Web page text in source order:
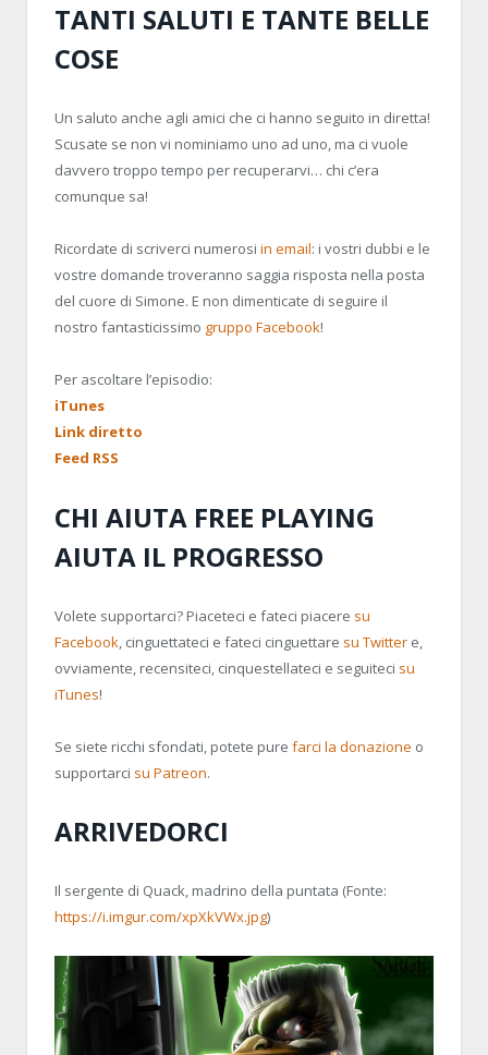
TANTI SALUTI E TANTE BELLE
COSE
Un saluto anche agli amici che ci hanno seguito in diretta!
Scusate se non vi nominiamo uno ad uno, ma ci vuole
davvero troppo tempo per recuperarvi… chi c’era
comunque sa!
Ricordate di scriverci numerosi in email: i vostri dubbi e le
vostre domande troveranno saggia risposta nella posta
del cuore di Simone. E non dimenticate di seguire il
nostro fantasticissimo gruppo Facebook!
Per ascoltare l’episodio:
iTunes
Link diretto
Feed RSS
CHI AIUTA FREE PLAYING
AIUTA IL PROGRESSO
Volete supportarci? Piaceteci e fateci piacere su
Facebook , cinguettateci e fateci cinguettare su Twitter e,
ovviamente, recensiteci, cinquestellateci e seguiteci su
iTunes!
Se siete ricchi sfondati, potete pure farci la donazione o
supportarci su Patreon.
ARRIVEDORCI
Il sergente di Quack, madrino della puntata (Fonte:
https://i.imgur.com/xpXkVWx.jpg)